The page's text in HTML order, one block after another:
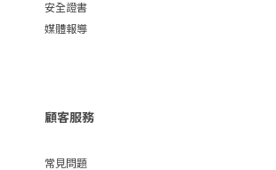
安全證書
媒體報導
顧客服務
常見問題